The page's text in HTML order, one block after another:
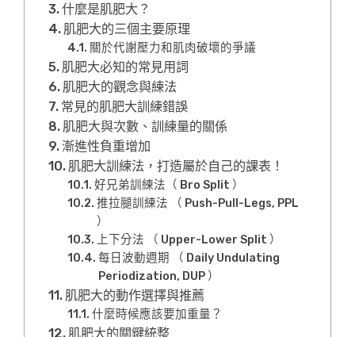
什麼是肌肥大？
肌肥大的三個主要原理
關於代謝壓力和肌肉破壞的爭議
肌肥大必知的常見用詞
肌肥大的觀念與練法
常見的肌肥大訓練錯誤
肌肥大與次數、訓練量的關係
漸進性負重增加
肌肥大訓練法，打造屬於自己的課表！
好兄弟訓練法（ Bro Split ）
推拉腿訓練法 （ Push-Pull-Legs, PPL
）
上下分法 （ Upper-Lower Split ）
每日波動週期 （ Daily Undulating
Periodization, DUP ）
肌肥大的動作選擇與推薦
什麼時候應該要加重量？
肌肥大的關鍵統整